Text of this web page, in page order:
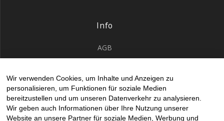
Info
AGB
Impressum
Kontakt Allgemein
Kontakt gesticke Fahne
Wir verwenden Cookies, um Inhalte und Anzeigen zu
personalisieren, um Funktionen für soziale Medien
bereitzustellen und um unseren Datenverkehr zu analysieren.
Wir geben auch Informationen über Ihre Nutzung unserer
Website an unsere Partner für soziale Medien, Werbung und